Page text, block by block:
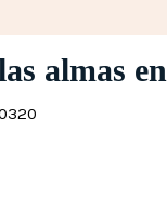
almas